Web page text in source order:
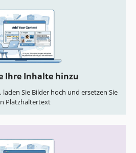
Ihre Inhalte hinzu
laden Sie Bilder hoch und ersetzen Sie
Platzhaltertext